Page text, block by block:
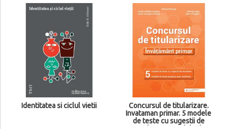
Identitatea si ciclul vietii
Concursul de titularizare.
Invataman primar. 5 modele
de teste cu sugestii de